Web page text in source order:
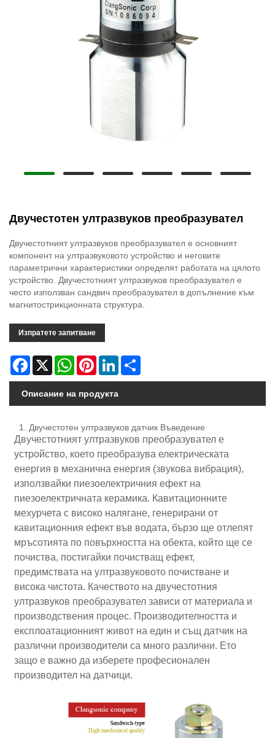
Двучестотен ултразвуков преобразувател
Двучестотният ултразвуков преобразувател е основният
компонент на ултразвуковото устройство и неговите
параметрични характеристики определят работата на цялото
устройство. Двучестотният ултразвуков преобразувател е
често използван сандвич преобразувател в допълнение към
магнитострикционната структура.
Изпратете запитване
Facebook
X WhatsAppPinterestLinkedIn
Описание на продукта
1. Двучестотен ултразвуков датчик Въведение
Двучестотният ултразвуков преобразувател е
устройство, което преобразува електрическата
енергия в механична енергия (звукова вибрация),
използвайки пиезоелектричния ефект на
пиезоелектричната керамика. Кавитационните
мехурчета с високо налягане, генерирани от
кавитационния ефект във водата, бързо ще отлепят
мръсотията по повърхността на обекта, който ще се
почиства, постигайки почистващ ефект,
предимствата на ултразвуковото почистване и
висока чистота. Качеството на двучестотния
ултразвуков преобразувател зависи от материала и
производствения процес. Производителността и
експлоатационният живот на един и същ датчик на
различни производители са много различни. Ето
защо е важно да изберете професионален
производител на датчици.